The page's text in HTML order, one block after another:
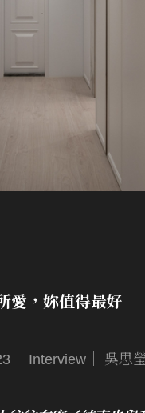
愛，妳值得最好
｜ Interview｜ 吳思